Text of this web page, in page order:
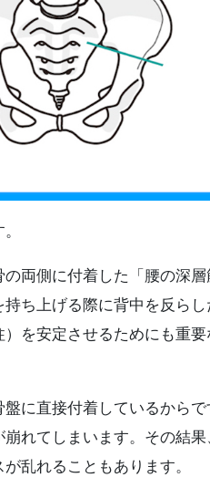
両側に付着した「腰の深層
ち上げる際に背中を反ら
を安定させるためにも重
に直接付着しているから
れてしまいます。その結
乱れることもあります。